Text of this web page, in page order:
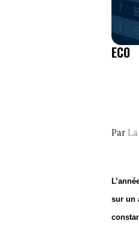
ECO
Par
sur un